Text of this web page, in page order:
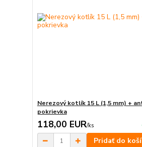
Nerezový kotlík 15 L (1,5 mm) +
pokrievka
118,00 EUR/ks
Pridať do